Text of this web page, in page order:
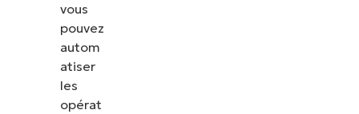
vous
pouvez
autom
atiser
les
opérat